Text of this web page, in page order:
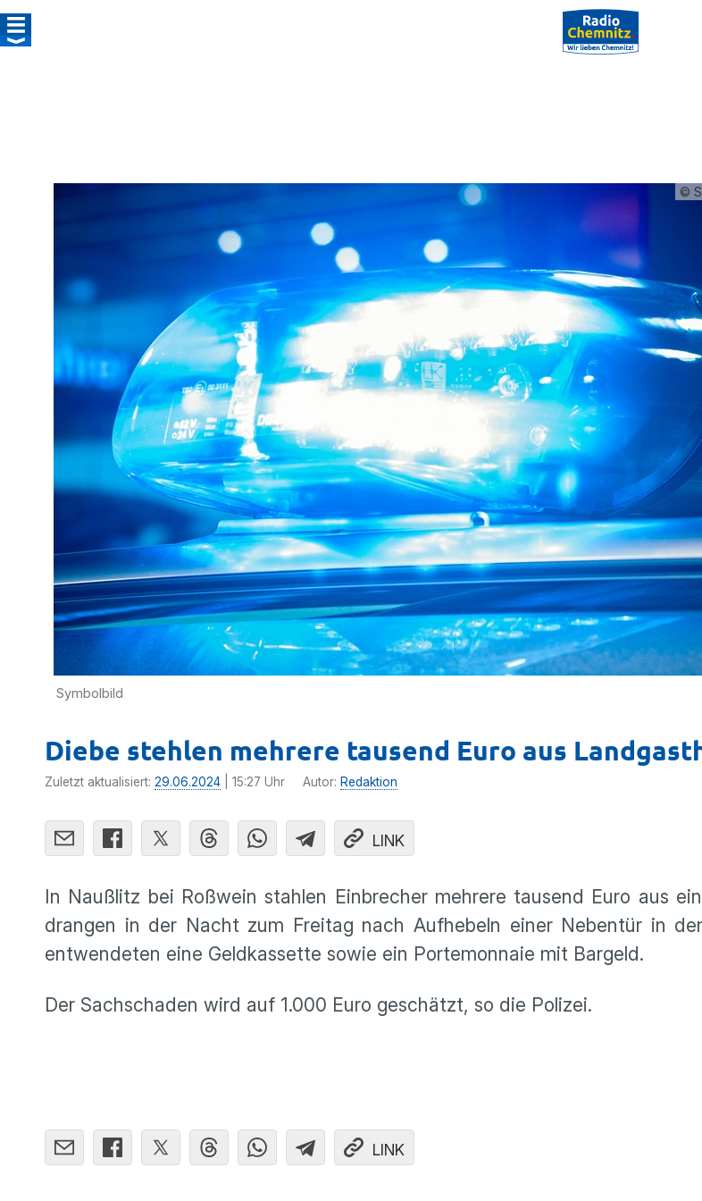
©
Symbolbild
Diebe stehlen mehrere tausend Euro aus
Zuletzt aktualisiert: 29.06.2024 | 15:27 Uhr Autor: Redaktion
LINK
In Naußlitz bei Roßwein stahlen Einbrecher mehrere tausend Euro aus
drangen in der Nacht zum Freitag nach Aufhebeln einer Nebentür in
entwendeten eine Geldkassette sowie ein Portemonnaie mit Bargeld.
Der Sachschaden wird auf 1.000 Euro geschätzt, so die Polizei.
LINK